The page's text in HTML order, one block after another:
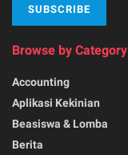
Browse by Category
Accounting
Aplikasi Kekinian
Beasiswa & Lomba
Berita